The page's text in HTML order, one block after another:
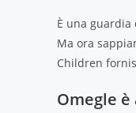
È una
Ma ora
Children
Omegle